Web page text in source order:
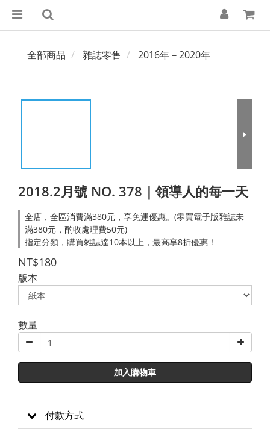
全部商品 雜誌零售 2016年－2020年
2018.2月號 NO. 378｜領導人的每一天
全店，全區消費滿380元，享免運優惠。(零買電子版雜誌未
滿380元，酌收處理費50元)
指定分類，購買雜誌達10本以上，最高享8折優惠！
NT$180
版本
數量
加入購物車
付款方式